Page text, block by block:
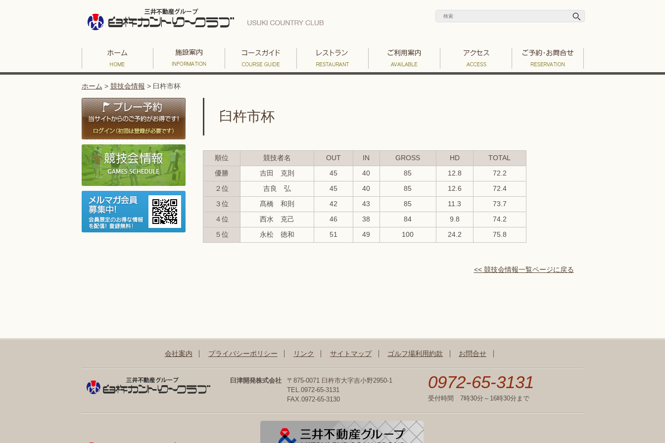
ホーム > 競技会情報 > 臼杵市杯
臼杵市杯
順位 競技者名 OUT IN GROSS HD TOTAL
優勝 吉田 克則 45 40 85 12.8 72.2
２位 吉良 弘 45 40 85 12.6 72.4
３位 髙橋 和則 42 43 85 11.3 73.7
４位 西水 克己 46 38 84 9.8 74.2
５位 永松 徳和 51 49 100 24.2 75.8
<< 競技会情報一覧ページに戻る
会社案内 プライバシーポリシー リンク サイトマップ ゴルフ場利用約款 お問合せ
臼津開発株式会社
〒875-0071 臼杵市大字吉小野2950-1
TEL.0972-65-3131
FAX.0972-65-3130
0972-65-3131
受付時間 7時30分～16時30分まで
三井不動作グループゴルフ場一覧